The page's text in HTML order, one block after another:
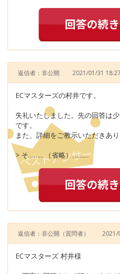
返信者：非公開 2021/01/31 18:27
ECマスターズの村井です。
失礼いたしました。先の回答は
です。
また、詳細をご教示いただきあり
> そ………（省略）………
返信者：非公開 （質問者） 2021/
ECマスターズ 村井様